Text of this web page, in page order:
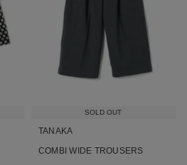
SOLD OUT
TANAKA
COMBI WIDE TROUSERS